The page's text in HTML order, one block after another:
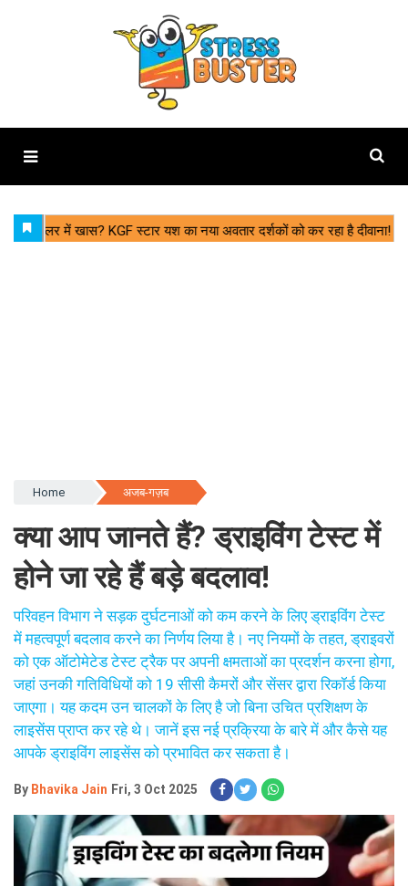
Home अजब-गज़ब
क्या आप जानते हैं? ड्राइविंग टेस्ट में
होने जा रहे हैं बड़े बदलाव!
परिवहन विभाग ने सड़क दुर्घटनाओं को कम करने के लिए ड्राइविंग टेस्ट
में महत्वपूर्ण बदलाव करने का निर्णय लिया है। नए नियमों के तहत, ड्राइवरों
को एक ऑटोमेटेड टेस्ट ट्रैक पर अपनी क्षमताओं का प्रदर्शन करना होगा,
जहां उनकी गतिविधियों को 19 सीसी कैमरों और सेंसर द्वारा रिकॉर्ड किया
जाएगा। यह कदम उन चालकों के लिए है जो बिना उचित प्रशिक्षण के
लाइसेंस प्राप्त कर रहे थे। जानें इस नई प्रक्रिया के बारे में और कैसे यह
आपके ड्राइविंग लाइसेंस को प्रभावित कर सकता है।
By Bhavika Jain Fri, 3 Oct 2025